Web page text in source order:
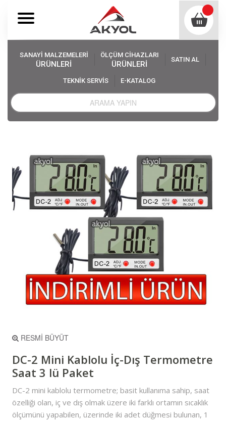
SANAYİ MALZEMELERİ
ÜRÜNLERİ
ÖLÇÜM CİHAZLARI
ÜRÜNLERİ
SATIN AL
TEKNİK SERVİS E-KATALOG
Akyol Ölçüm Cihazları
Termometre Çeşitleri
DC-2 Mini Kablolu İç-Dış Termometre Saat 3 lü Paket
RESMİ BÜYÜT
DC-2 Mini Kablolu İç-Dış Termometre
Saat 3 lü Paket
DC-2 mini kablolu termometre; basit kullanıma sahip, saat
özelliği olan, iç ve dış olmak üzere iki farklı ortamın sıcaklık
ölçümünü yapabilen, üzerinde iki adet düğmesi bulunan, 1